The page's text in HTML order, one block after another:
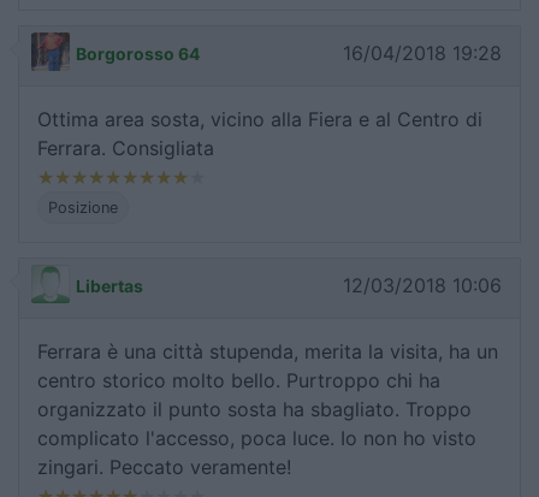
Borgorosso 64 16/04/2018 19:28
Ottima area sosta, vicino alla Fiera e al Centro di
Ferrara. Consigliata
Posizione
Libertas 12/03/2018 10:06
Ferrara è una città stupenda, merita la visita, ha un
centro storico molto bello. Purtroppo chi ha
organizzato il punto sosta ha sbagliato. Troppo
complicato l'accesso, poca luce. Io non ho visto
zingari. Peccato veramente!